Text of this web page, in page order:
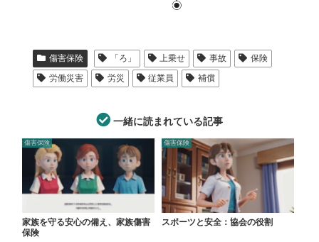
傷害保険 「ろ」 上乗せ 事故
保険
労働災害
労災 従業員 補償
一緒に読まれている記事
傷害保険
家族を守る安心の備え、家族傷害
保険
傷害保険
スポーツと安全：協会の役割